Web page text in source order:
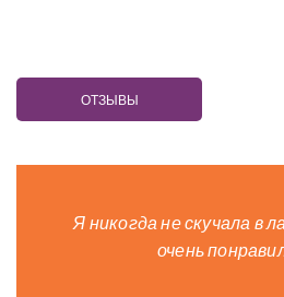
ОТЗЫВЫ
Я никогда не скучала в
очень